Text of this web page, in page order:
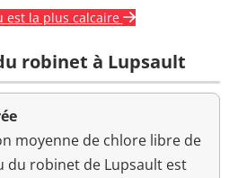
est la plus calcaire
robinet à Lupsault
moyenne de chlore libre de
du robinet de Lupsault est